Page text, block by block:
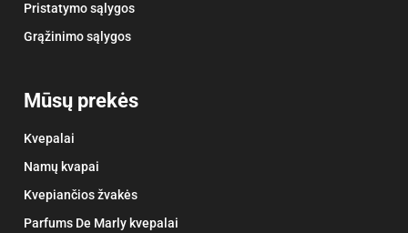
Pristatymo sąlygos
Grąžinimo sąlygos
Mūsų prekės
Kvepalai
Namų kvapai
Kvepiančios žvakės
Parfums De Marly kvepalai